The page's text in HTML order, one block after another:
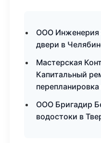
ООО
двери в
Мастерская
Капитальный
ООО Бригадир
водостоки в